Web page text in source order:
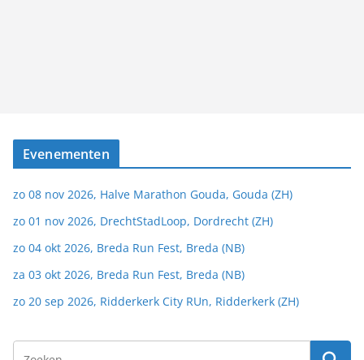
Evenementen
zo 08 nov 2026, Halve Marathon Gouda, Gouda (ZH)
zo 01 nov 2026, DrechtStadLoop, Dordrecht (ZH)
zo 04 okt 2026, Breda Run Fest, Breda (NB)
za 03 okt 2026, Breda Run Fest, Breda (NB)
zo 20 sep 2026, Ridderkerk City RUn, Ridderkerk (ZH)